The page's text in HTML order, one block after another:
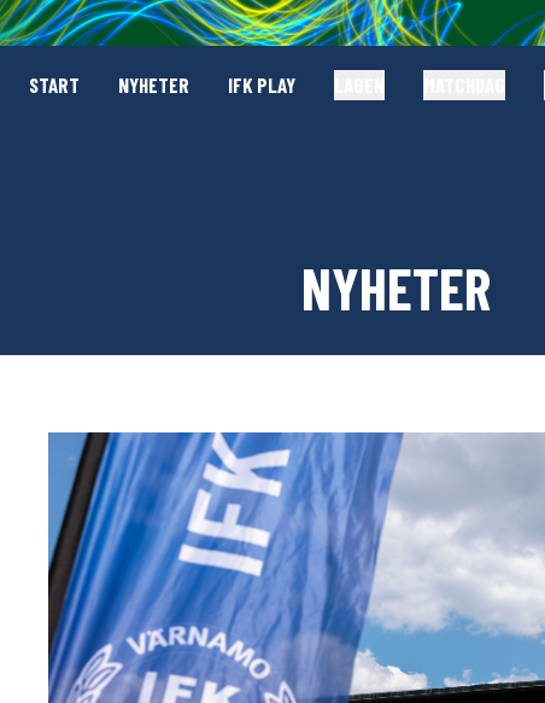
START NYHETER IFK PLAY
NYHETER